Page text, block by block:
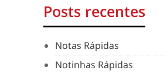
Posts recentes
Notas Rápidas
Notinhas Rápidas